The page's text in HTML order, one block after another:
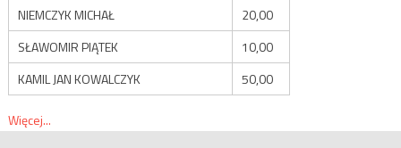
NIEMCZYK MICHAŁ
20,00
SŁAWOMIR PIĄTEK
10,00
KAMIL JAN KOWALCZYK
50,00
Więcej...